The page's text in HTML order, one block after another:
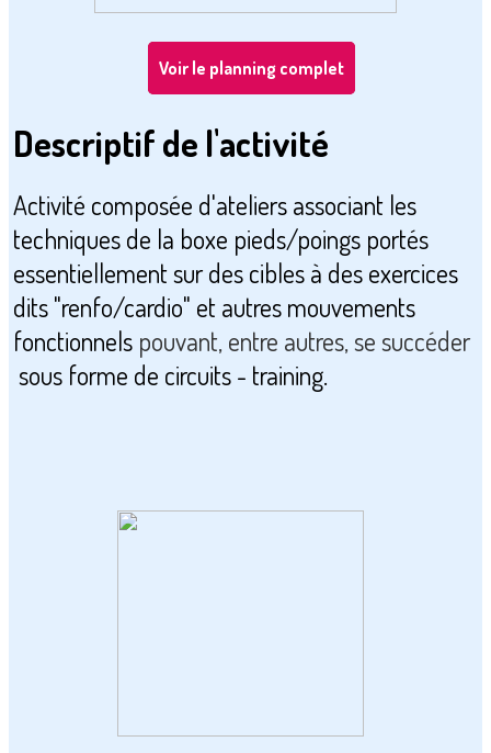
Voir le planning complet
Descriptif de l'activité
Activité composée d'ateliers associant les
techniques de la boxe pieds/poings portés
essentiellement sur des cibles à des exercices
dits "renfo/cardio" et autres mouvements
fonctionnels pouvant, entre autres, se succéder
sous forme de circuits - training.